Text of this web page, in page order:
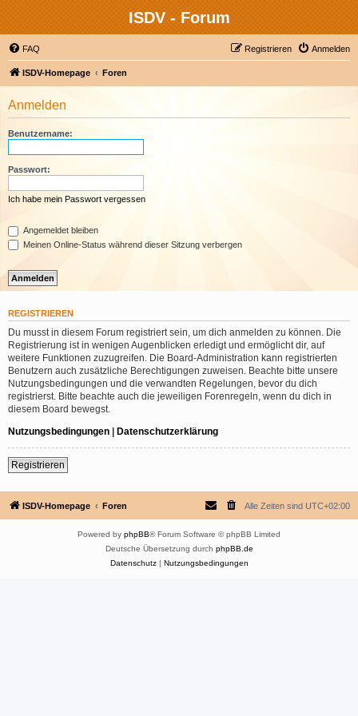
ISDV - Forum
FAQ Anmelden
Registrieren
ISDV-Homepage Foren
Anmelden
Benutzername:
Passwort:
Ich habe mein Passwort vergessen
Angemeldet bleiben
Meinen Online-Status während dieser Sitzung verbergen
REGISTRIEREN
Du musst in diesem Forum registriert sein, um dich anmelden zu können. Die
Registrierung ist in wenigen Augenblicken erledigt und ermöglicht dir, auf
weitere Funktionen zuzugreifen. Die Board-Administration kann registrierten
Benutzern auch zusätzliche Berechtigungen zuweisen. Beachte bitte unsere
Nutzungsbedingungen und die verwandten Regelungen, bevor du dich
registrierst. Bitte beachte auch die jeweiligen Forenregeln, wenn du dich in
diesem Board bewegst.
Nutzungsbedingungen | Datenschutzerklärung
Registrieren
ISDV-Homepage Foren Alle Zeiten sind UTC+02:00
Powered by phpBB® Forum Software © phpBB Limited
Deutsche Übersetzung durch phpBB.de
Datenschutz| Nutzungsbedingungen